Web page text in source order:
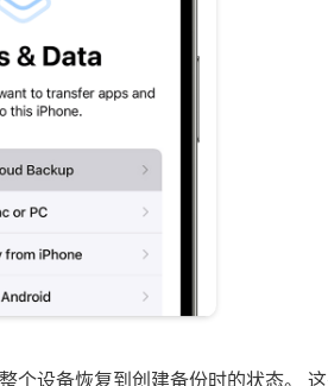
个设备恢复到创建备份时的状态。